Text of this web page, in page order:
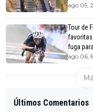
ago 05,
Tour de
favoritas
fuga
ago 06,
Últimos Comentarios